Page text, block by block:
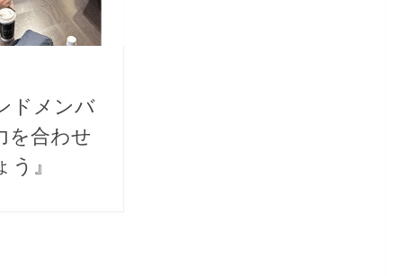
ドメンバ
を合わせ
』